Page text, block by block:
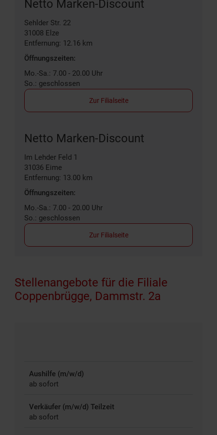
Netto Marken-Discount
Sehlder Str. 22
31008 Elze
Entfernung: 12.16 km
Öffnungszeiten:
Mo.-Sa.: 7.00 - 20.00 Uhr
So.: geschlossen
Zur Filialseite
Netto Marken-Discount
Im Lehder Feld 1
31036 Eime
Entfernung: 13.00 km
Öffnungszeiten:
Mo.-Sa.: 7.00 - 20.00 Uhr
So.: geschlossen
Zur Filialseite
Stellenangebote für die Filiale
Coppenbrügge, Dammstr. 2a
Aushilfe (m/w/d)
ab sofort
Verkäufer (m/w/d) Teilzeit
ab sofort